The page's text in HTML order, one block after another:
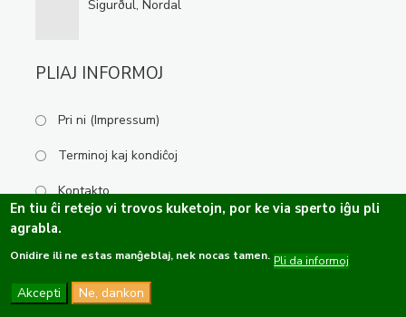
Sigurðul, Nordal
PLIAJ INFORMOJ
Pri ni (Impressum)
Terminoj kaj kondiĉoj
Kontakto
Kopirajto ©2019-2026 Esperanta Kulturservo · Ĉiuj rajtoj rezervitaj.
Dizajno deOPTASY
En tiu ĉi retejo vi trovos kuketojn, por ke via sperto iĝu pli
agrabla.
Onidire ili ne estas manĝeblaj, nek nocas tamen. Pli da informoj
Akcepti Ne, dankon